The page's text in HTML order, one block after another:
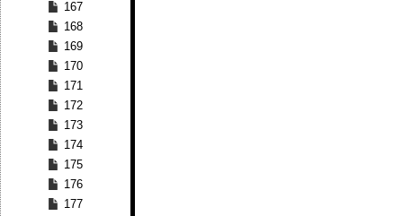
167
168
169
170
171
172
173
174
175
176
177